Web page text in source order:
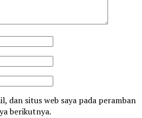
dan situs web saya pada peramban
berikutnya.